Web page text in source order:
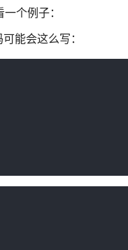
个例子：
能会这么写：